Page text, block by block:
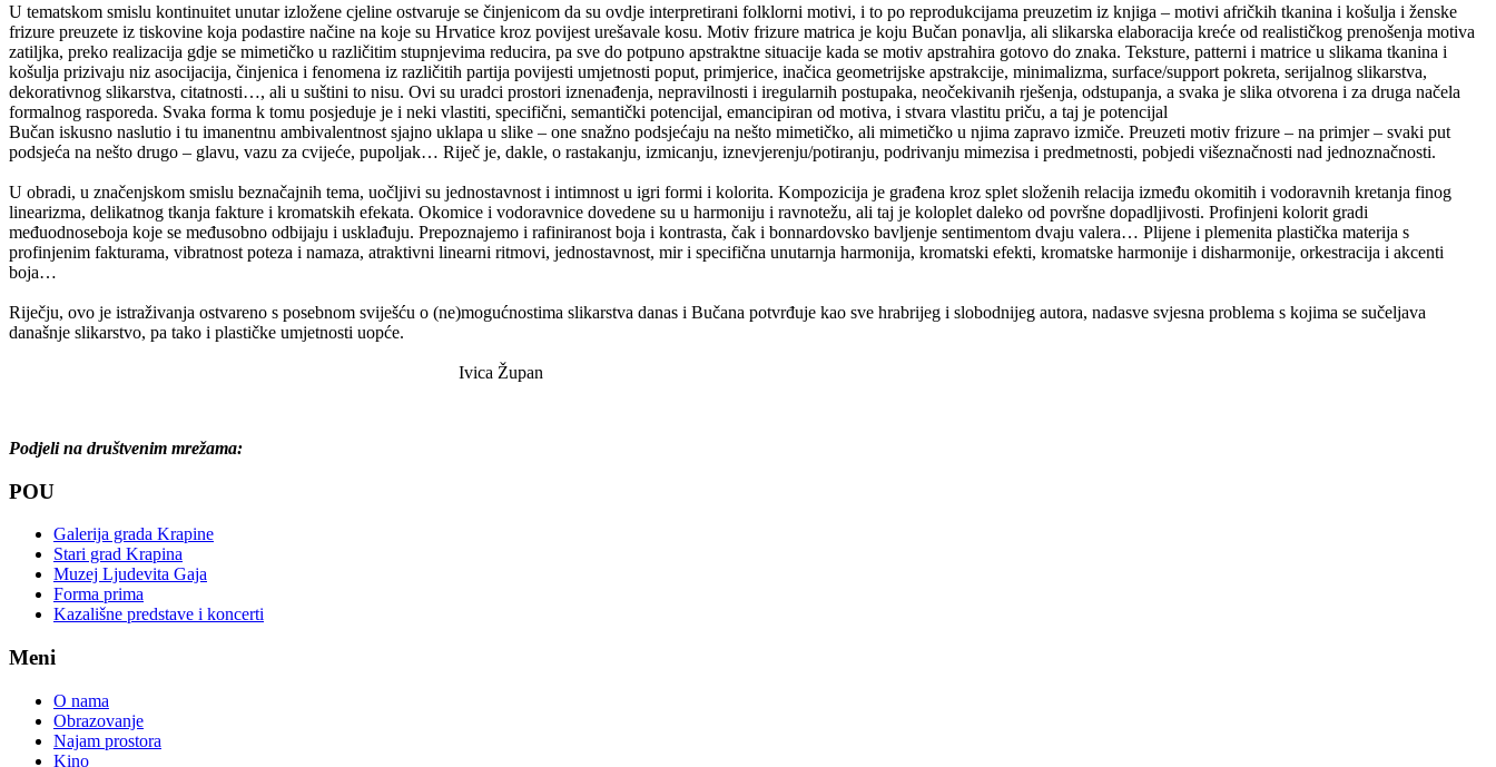
U tematskom smislu kontinuitet unutar izložene cjeline ostvaruje se činjenicom da su ovdje interpretirani folklorni motivi, i to po reprodukcijama preuzetim iz knjiga – motivi afričkih tkanina i košulja i ženske
frizure preuzete iz tiskovine koja podastire načine na koje su Hrvatice kroz povijest urešavale kosu. Motiv frizure matrica je koju Bučan ponavlja, ali slikarska elaboracija kreće od realističkog prenošenja motiva
zatiljka, preko realizacija gdje se mimetičko u različitim stupnjevima reducira, pa sve do potpuno apstraktne situacije kada se motiv apstrahira gotovo do znaka. Teksture, patterni i matrice u slikama tkanina i
košulja prizivaju niz asocijacija, činjenica i fenomena iz različitih partija povijesti umjetnosti poput, primjerice, inačica geometrijske apstrakcije, minimalizma, surface/support pokreta, serijalnog slikarstva,
dekorativnog slikarstva, citatnosti…, ali u suštini to nisu. Ovi su uradci prostori iznenađenja, nepravilnosti i iregularnih postupaka, neočekivanih rješenja, odstupanja, a svaka je slika otvorena i za druga načela
formalnog rasporeda. Svaka forma k tomu posjeduje je i neki vlastiti, specifični, semantički potencijal, emancipiran od motiva, i stvara vlastitu priču, a taj je potencijal
Bučan iskusno naslutio i tu imanentnu ambivalentnost sjajno uklapa u slike – one snažno podsjećaju na nešto mimetičko, ali mimetičko u njima zapravo izmiče. Preuzeti motiv frizure – na primjer – svaki put
podsjeća na nešto drugo – glavu, vazu za cvijeće, pupoljak… Riječ je, dakle, o rastakanju, izmicanju, iznevjerenju/potiranju, podrivanju mimezisa i predmetnosti, pobjedi višeznačnosti nad jednoznačnosti.
U obradi, u značenjskom smislu beznačajnih tema, uočljivi su jednostavnost i intimnost u igri formi i kolorita. Kompozicija je građena kroz splet složenih relacija između okomitih i vodoravnih kretanja finog
linearizma, delikatnog tkanja fakture i kromatskih efekata. Okomice i vodoravnice dovedene su u harmoniju i ravnotežu, ali taj je koloplet daleko od površne dopadljivosti. Profinjeni kolorit gradi
međuodnoseboja koje se međusobno odbijaju i usklađuju. Prepoznajemo i rafiniranost boja i kontrasta, čak i bonnardovsko bavljenje sentimentom dvaju valera… Plijene i plemenita plastička materija s
profinjenim fakturama, vibratnost poteza i namaza, atraktivni linearni ritmovi, jednostavnost, mir i specifična unutarnja harmonija, kromatski efekti, kromatske harmonije i disharmonije, orkestracija i akcenti
boja…
Riječju, ovo je istraživanja ostvareno s posebnom sviješću o (ne)mogućnostima slikarstva danas i Bučana potvrđuje kao sve hrabrijeg i slobodnijeg autora, nadasve svjesna problema s kojima se sučeljava
današnje slikarstvo, pa tako i plastičke umjetnosti uopće.
Ivica Župan
Podjeli na društvenim mrežama:
POU
Galerija grada Krapine
Stari grad Krapina
Muzej Ljudevita Gaja
Forma prima
Kazališne predstave i koncerti
Meni
O nama
Obrazovanje
Najam prostora
Kino